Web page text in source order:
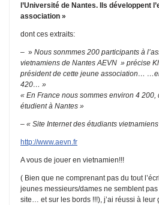
l’Université de Nantes. Ils développent
association »
dont ces extraits:
– » Nous sonmmes 200 participants à
vietnamiens de Nantes AEVN » précise
président de cette jeune association…
420… »
« En France nous sommes environ 4 200,
étudient à Nantes »
– « Site Internet des étudiants
http://www.aevn.fr
A vous de jouer en vietnamien!!!
( Bien que ne comprenant pas du tout
jeunes messieurs/dames ne semblent
site… et sur les bords !!!), j’ai réussi à leur